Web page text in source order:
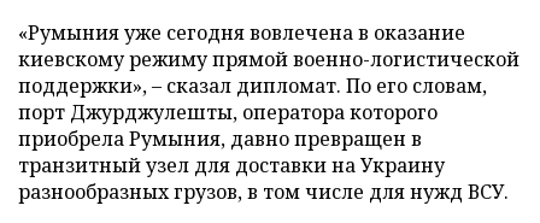
«Румыния уже сегодня вовлечена в оказание
киевскому режиму прямой военно-логистической
поддержки», – сказал дипломат. По его словам,
порт Джурджулешты, оператора которого
приобрела Румыния, давно превращен в
транзитный узел для доставки на Украину
разнообразных грузов, в том числе для нужд ВСУ.